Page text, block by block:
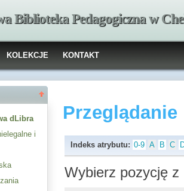
Biblioteka Pedagogiczna w
KOLEKCJE KONTAKT
dLibra
i
Indeks atrybutu: 0-9 A B C
Wybierz pozycję